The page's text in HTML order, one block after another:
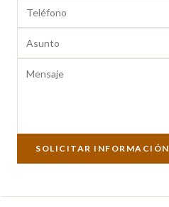
SOLICITAR INFORMACIÓN